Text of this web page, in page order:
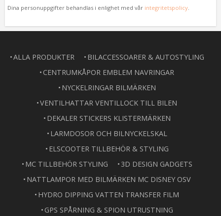
Dina personuppgifter behandlas i enlighet med vår integritetspolicy.
ALLA PRODUKTER
BILACCESSOARER & AUTOSTYLING
CENTRUMKÅPOR EMBLEM NAVRINGAR
NYCKELRINGAR BILMÄRKEN
VENTILHATTAR VENTILLOCK TILL BILEN
DEKALER STICKERS KLISTERMÄRKEN
LARMDOSOR OCH BILNYCKELSKAL
ELSCOOTER TILLBEHÖR & STYLING
MC TILLBEHÖR STYLING
3D DESIGN GADGETS
NATTLAMPOR MED BILMÄRKEN MC DISNEY OSV
HYDRO DIPPING VATTEN TRANSFER FILM
GPS SPÅRNING & SPION UTRUSTNING